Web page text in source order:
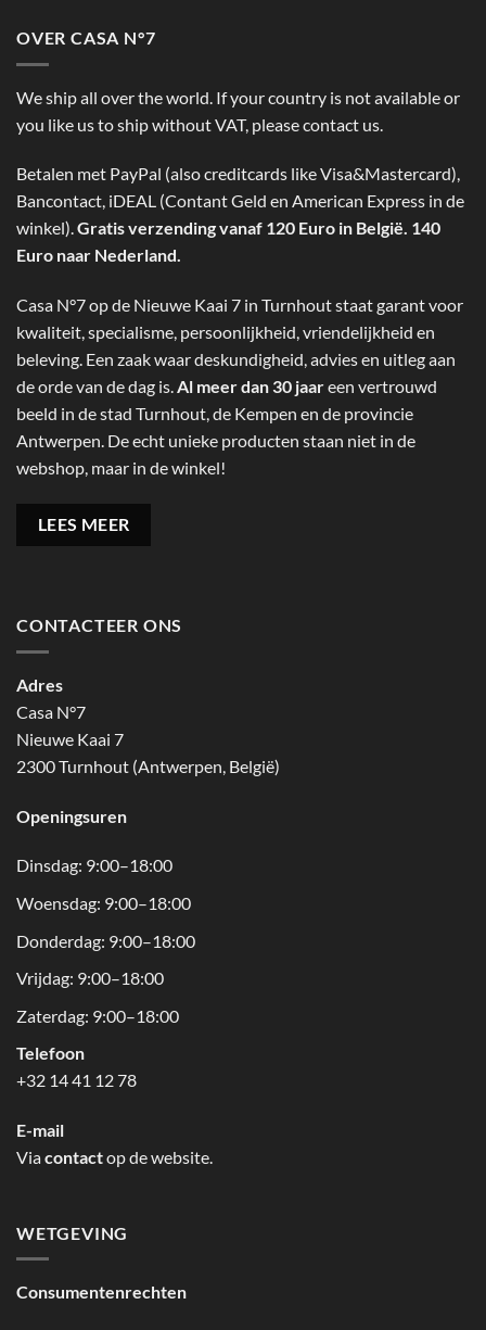
OVER CASA N°7
We ship all over the world. If your country is not available or
you like us to ship without VAT, please contact us.
Betalen met PayPal (also creditcards like Visa&Mastercard),
Bancontact, iDEAL (Contant Geld en American Express in de
winkel).Gratis verzending vanaf 120 Euro in België. 140
Euro naar Nederland.
Casa N°7 op de Nieuwe Kaai 7 in Turnhout staat garant voor
kwaliteit, specialisme, persoonlijkheid, vriendelijkheid en
beleving. Een zaak waar deskundigheid, advies en uitleg aan
de orde van de dag is.Al meer dan 30 jaareen vertrouwd
beeld in de stad Turnhout, de Kempen en de provincie
Antwerpen. De echt unieke producten staan niet in de
webshop, maar in de winkel!
LEES MEER
CONTACTEER ONS
Adres
Casa N°7
Nieuwe Kaai 7
2300 Turnhout (Antwerpen, België)
Openingsuren
Dinsdag: 9:00–18:00
Woensdag: 9:00–18:00
Donderdag: 9:00–18:00
Vrijdag: 9:00–18:00
Zaterdag: 9:00–18:00
Telefoon
+32 14 41 12 78
E-mail
Viacontactop de website.
WETGEVING
Consumentenrechten